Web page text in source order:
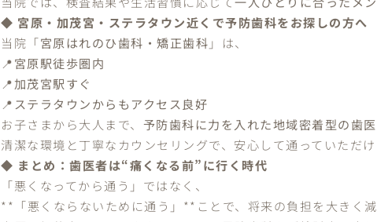
◆ 宮原・加茂宮・ステラタウン近くで予防歯科をお探しの方へ
当院「宮原はれのひ歯科・矯正歯科 」は、
📍宮原駅徒歩圏内
📍加茂宮駅すぐ
📍 ステラタウンからもアクセス良好
お子さまから大人まで、 予防歯科に力を入れた地域密着型の歯
清潔な環境と丁寧なカウンセリングで、安心して通っていただ
◆ まとめ：歯医者は“痛くなる前”に行く時代
「悪くなってから通う」ではなく、
**「悪くならないために通う」**ことで、将来の負担を大きく